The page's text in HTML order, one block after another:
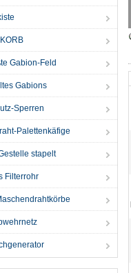
Gabion-Feld
Gabions
Sperren
Palettenkäfige
stapelt
Filterrohr